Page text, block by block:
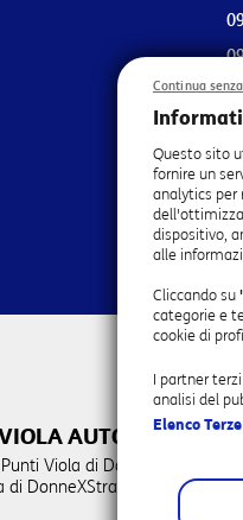
AUTORIZZATO
Viola di DonneXStrada
di DonneXStrada è quindi un
Questo sito
fornire un
analytics per
dispositivo,
alle
Cliccando su
categorie e
cookie di
I partner
analisi del
Elenco
Continua